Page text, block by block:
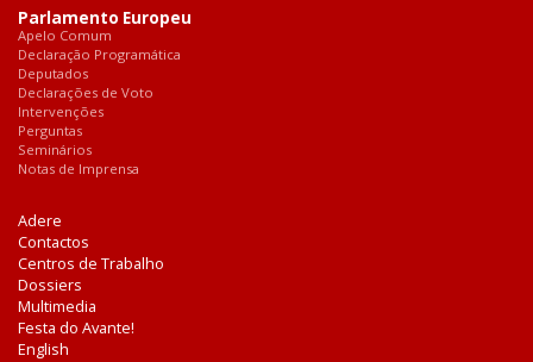
Parlamento Europeu
Apelo Comum
Declaração Programática
Deputados
Declarações de Voto
Intervenções
Perguntas
Seminários
Notas de Imprensa
Adere
Contactos
Centros de Trabalho
Dossiers
Multimedia
Festa do Avante!
English